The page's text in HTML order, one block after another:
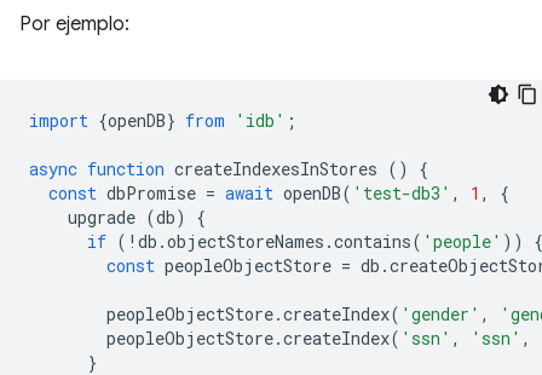
Por ejemplo:
import {openDB} from 'idb' ;
async function createIndexesInStores ()
{
const dbPromise = await openDB( 'test-db3' , 1 ,
{
upgrade (db)
{
if ( ! db .objectStoreNames .contains( 'people' ))
{
const peopleObjectStore = db .
peopleObjectStore.createIndex( 'gender' ,
peopleObjectStore.createIndex( 'ssn' , 'ssn' ,
}